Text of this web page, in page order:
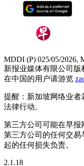
MDDI (P) 025/05/2026,
新报业媒体有限公司版
在中国的用户请游览
提醒：新加坡网络业
法律行动。
第三方公司可能在早
第三方公司的任何交易
起的任何损失负责。
2.1.18